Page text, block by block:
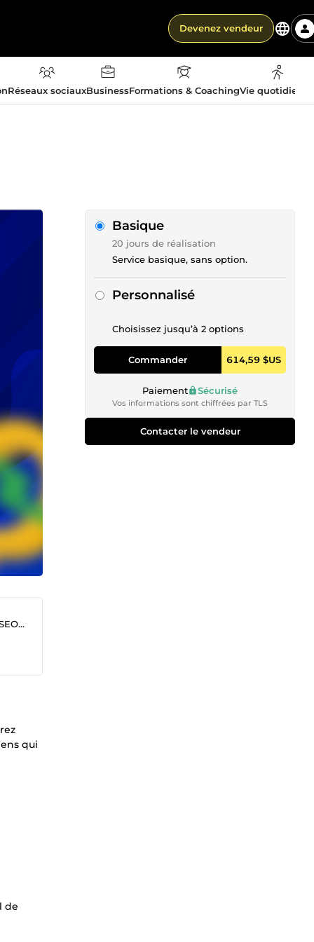
Devenez vendeur
Réseaux sociauxBusinessFormations & CoachingVie
qui
de
Basique
20 jours de réalisation
Service basique, sans option.
Personnalisé
Choisissez jusqu’à 2 options
Commander 614,59 $US
Paiement Sécurisé
Vos informations sont chiffrées par TLS
Contacter le vendeur